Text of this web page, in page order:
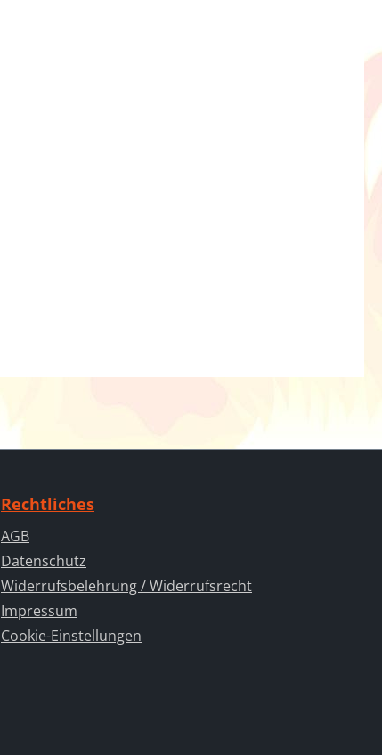
Rechtliches
AGB
Datenschutz
Widerrufsbelehrung / Widerrufsrecht
Impressum
Cookie-Einstellungen